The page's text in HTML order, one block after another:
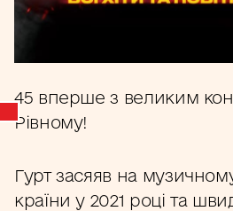
45 вперше з великим
Рівному!
Гурт засяяв на
країни у 2021 році та